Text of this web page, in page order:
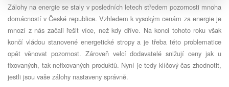
Zálohy na energie se staly v posledních letech středem pozornosti mnoha
domácností v České republice. Vzhledem k vysokým cenám za energie je
mnozí z nás začali řešit více, než kdy dříve. Na konci tohoto roku však
končí vládou stanovené energetické stropy a je třeba této problematice
opět věnovat pozornost. Zároveň velcí dodavatelé snižují ceny jak u
fixovaných, tak nefixovaných produktů. Nyní je tedy klíčový čas zhodnotit,
jestli jsou vaše zálohy nastaveny správně.